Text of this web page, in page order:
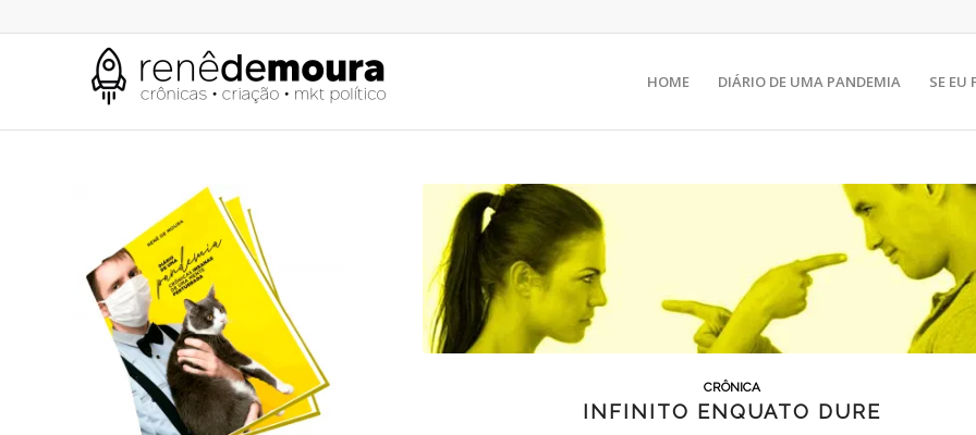
HOME DIÁRIO DE UMA PANDEMIA SE EU
CRÔNICA
INFINITO ENQUATO DURE